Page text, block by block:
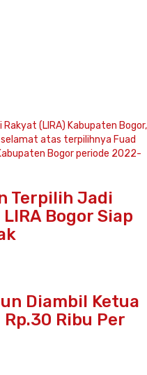
Terpilih Jadi
Bogor Siap
Diambil Ketua
Ribu Per